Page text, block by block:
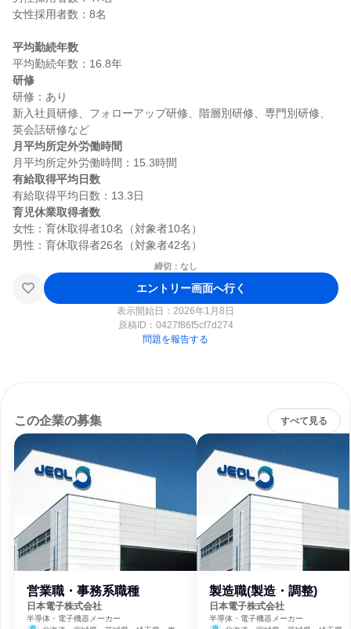
女性採用者数：8名
平均勤続年数
研修
研修：あり
新入社員研修、フォローアップ研修、階層別研修、専門別研修、
月平均所定外労働時間
有給取得平均日数
育児休業取得者数
女性：育休取得者10名（対象者10名）
締切：なし
エントリー画面へ行く
表示開始日：2026年1月8日
原稿ID： 0427f86f5cf7d274
問題を報告する
この企業の募集 すべて見る
営業職・事務系職種
日本電子株式会社
半導体・電子機器メーカー
製造職(製造・調整)
日本電子株式会社
半導体・電子機器メーカー